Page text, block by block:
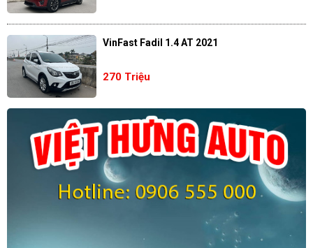
VinFast Fadil 1.4 AT 2021
270 Triệu